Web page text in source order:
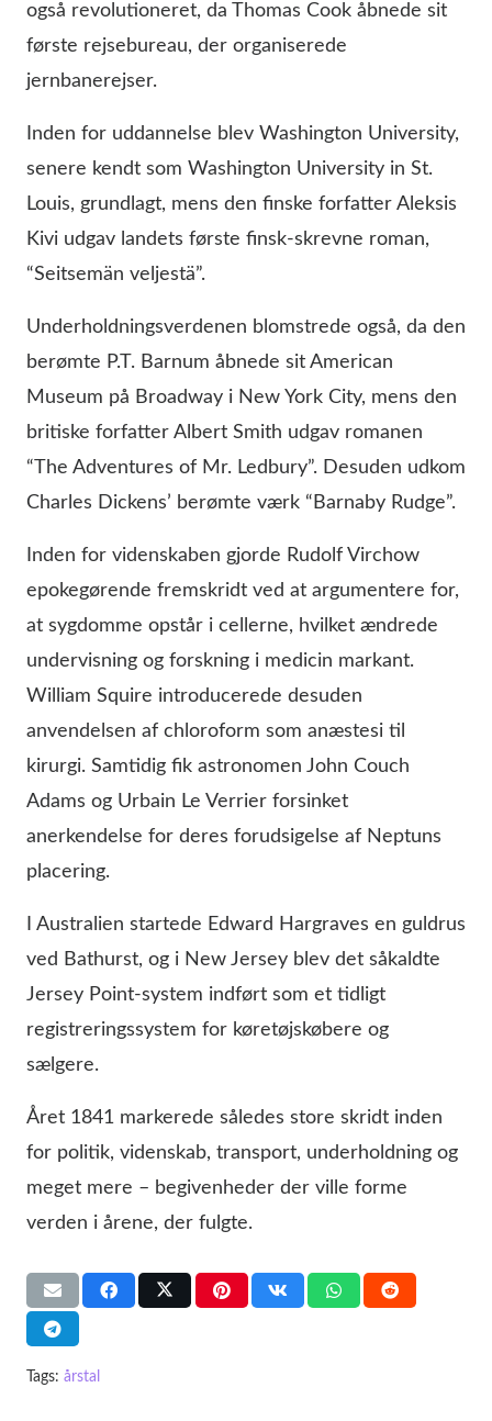
også revolutioneret, da Thomas Cook åbnede sit
første rejsebureau, der organiserede
jernbanerejser.
Inden for uddannelse blev Washington University,
senere kendt som Washington University in St.
Louis, grundlagt, mens den finske forfatter Aleksis
Kivi udgav landets første finsk-skrevne roman,
“Seitsemän veljestä”.
Underholdningsverdenen blomstrede også, da den
berømte P.T. Barnum åbnede sit American
Museum på Broadway i New York City, mens den
britiske forfatter Albert Smith udgav romanen
“The Adventures of Mr. Ledbury”. Desuden udkom
Charles Dickens’ berømte værk “Barnaby Rudge”.
Inden for videnskaben gjorde Rudolf Virchow
epokegørende fremskridt ved at argumentere for,
at sygdomme opstår i cellerne, hvilket ændrede
undervisning og forskning i medicin markant.
William Squire introducerede desuden
anvendelsen af chloroform som anæstesi til
kirurgi. Samtidig fik astronomen John Couch
Adams og Urbain Le Verrier forsinket
anerkendelse for deres forudsigelse af Neptuns
placering.
I Australien startede Edward Hargraves en guldrus
ved Bathurst, og i New Jersey blev det såkaldte
Jersey Point-system indført som et tidligt
registreringssystem for køretøjskøbere og
sælgere.
Året 1841 markerede således store skridt inden
for politik, videnskab, transport, underholdning og
meget mere – begivenheder der ville forme
verden i årene, der fulgte.
Tags: årstal